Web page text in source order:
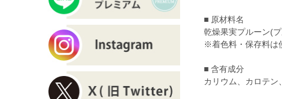
■ 原材料名
乾燥果実プルーン(
※着色料・保存料は
■ 含有成分
カリウム、カロテン